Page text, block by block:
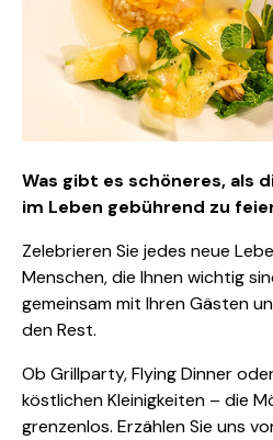
Was gibt es schöneres, als
im Leben gebührend zu
Zelebrieren Sie jedes neue
Menschen, die Ihnen wichtig
gemeinsam mit Ihren Gästen
den Rest.
Ob Grillparty, Flying Dinner
köstlichen Kleinigkeiten – die
grenzenlos. Erzählen Sie uns